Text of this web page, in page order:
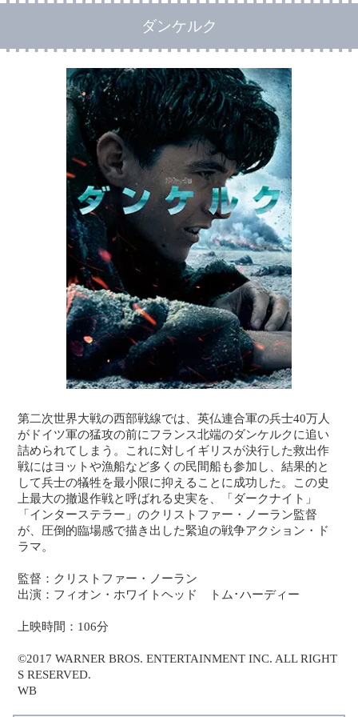
ダンケルク
第二次世界大戦の西部戦線では、英仏連合軍の兵士40万人
がドイツ軍の猛攻の前にフランス北端のダンケルクに追い
詰められてしまう。これに対しイギリスが決行した救出作
戦にはヨットや漁船など多くの民間船も参加し、結果的と
して兵士の犠牲を最小限に抑えることに成功した。この史
上最大の撤退作戦と呼ばれる史実を、「ダークナイト」
「インターステラー」のクリストファー・ノーラン監督
が、圧倒的臨場感で描き出した緊迫の戦争アクション・ド
ラマ。
監督：クリストファー・ノーラン
出演：フィオン・ホワイトヘッド トム･ハーディー
上映時間：106分
©2017 WARNER BROS. ENTERTAINMENT INC. ALL RIGHT
S RESERVED.
WB